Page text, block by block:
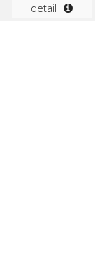
detail